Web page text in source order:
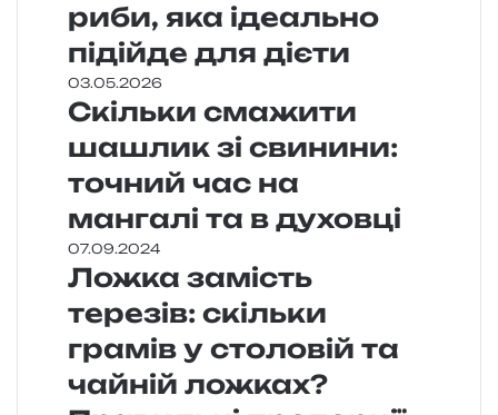
риби, яка ідеально
підійде для дієти
03.05.2026
Скільки смажити
шашлик зі свинини:
точний час на
мангалі та в духовці
07.09.2024
Ложка замість
терезів: скільки
грамів у столовій та
чайній ложках?